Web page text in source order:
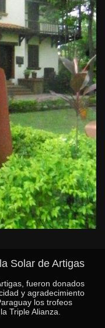
Solar de Artigas
fueron donados
y agradecimiento
los trofeos
Triple Alianza.